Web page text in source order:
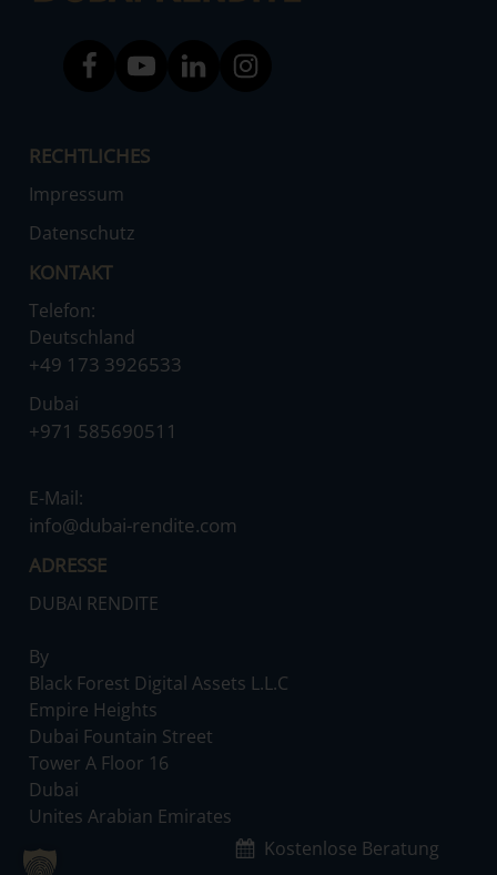
Kostenlose Beratung
RECHTLICHES
Impressum
Datenschutz
KONTAKT
Telefon:
Deutschland
‌+49 173 3926533
Dubai
‌+971 585690511
E-Mail:
‌info@dubai-rendite.com
ADRESSE
DUBAI RENDITE
By
‌Black Forest Digital Assets L.L.C
‌Empire Heights
‌Dubai Fountain Street
‌Tower A Floor 16
‌Dubai
‌Unites Arabian Emirates